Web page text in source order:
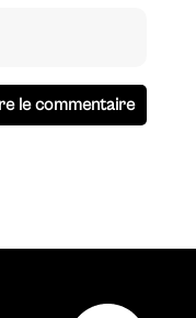
le commentaire